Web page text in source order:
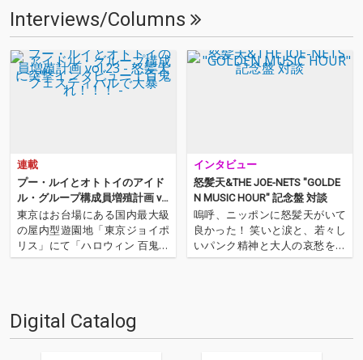
Interviews/Columns
連載
プー・ルイとオトトイのアイド
ル・グループ構成員増殖計画 vo
l.23 - 怒髪天に突撃インタビュ
ー！百鬼フェスティバルで大暴
れ！！！ -
東京はお台場にある国内最大級
の屋内型遊園地「東京ジョイポ
リス」にて「ハロウィン 百鬼フ
ェスティバル」開催! このパーテ
り、前代未聞、大爆笑必至の妖
怪フェスティバルが開催さ…
インタビュー
怒髪天&THE JOE-NETS "GOLDE
N MUSIC HOUR" 記念盤 対談
嗚呼、ニッポンに怒髪天がいて
良かった！ 笑いと涙と、若々し
いパンク精神と大人の哀愁を背
負い、北の町からロックを鳴ら
らし、その歌詞に喰うために働
Digital Catalog